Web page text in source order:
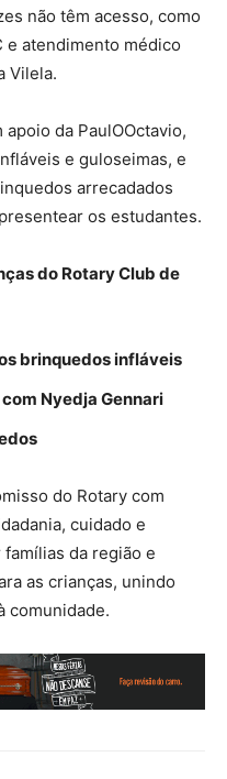
não têm acesso, como
e atendimento médico
Vilela.
da PaulOOctavio,
e guloseimas, e
arrecadados
os estudantes.
do Rotary Club de
brinquedos infláveis
Nyedja Gennari
do Rotary com
cuidado e
da região e
as crianças, unindo
comunidade.